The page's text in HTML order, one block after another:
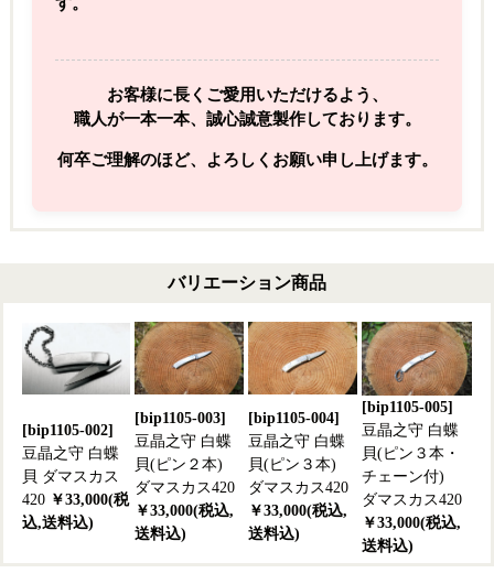
お客様に長くご愛用いただけるよう、
職人が一本一本、誠心誠意製作しております。
何卒ご理解のほど、よろしくお願い申し上げます。
バリエーション商品
[bip1105-002]
豆晶之守 白蝶
貝 ダマスカス
420 ￥33,000(税
込,送料込)
[bip1105-003]
豆晶之守 白蝶
貝(ピン２本)
ダマスカス420
￥33,000(税込,
送料込)
[bip1105-004]
豆晶之守 白蝶
貝(ピン３本)
ダマスカス420
￥33,000(税込,
送料込)
[bip1105-005]
豆晶之守 白蝶
貝(ピン３本・
チェーン付)
ダマスカス420
￥33,000(税込,
送料込)